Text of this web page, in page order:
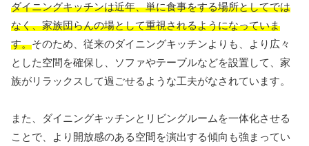
ダイニングキッチンは近年、単に食事をする場所としてでは
なく、家族団らんの場として重視されるようになっていま
す。そのため、従来のダイニングキッチンよりも、より広々
とした空間を確保し、ソファやテーブルなどを設置して、家
族がリラックスして過ごせるような工夫がなされています。
また、ダイニングキッチンとリビングルームを一体化させる
ことで、より開放感のある空間を演出する傾向も強まってい